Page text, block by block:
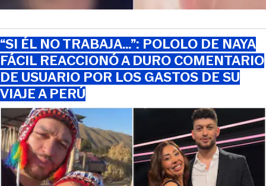
“SI ÉL NO TRABAJA…”: POLOLO DE NAYA
FÁCIL REACCIONÓ A DURO COMENTARIO
DE USUARIO POR LOS GASTOS DE SU
VIAJE A PERÚ